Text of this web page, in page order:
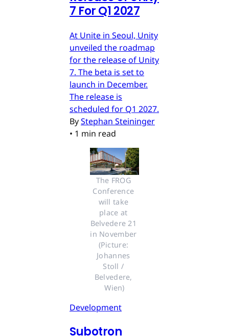
7 For Q1 2027
At Unite in Seoul, Unity
unveiled the roadmap
for the release of Unity
7. The beta is set to
launch in December.
The release is
scheduled for Q1 2027.
ByStephan Steininger
• 1 min read
The FROG
Conference
will take
place at
Belvedere 21
in November
(Picture:
Johannes
Stoll /
Belvedere,
Wien)
Development
Subotron